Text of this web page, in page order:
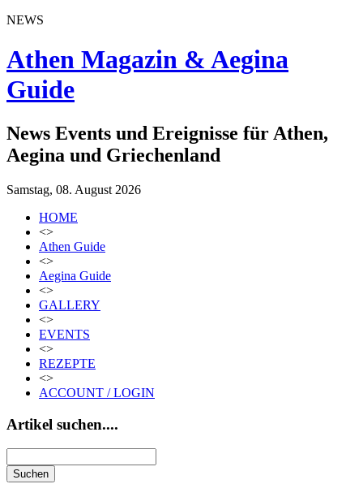
NEWS
Athen Magazin & Aegina
Guide
News Events und Ereignisse für Athen,
Aegina und Griechenland
Samstag, 08. August 2026
HOME
<>
Athen Guide
<>
Aegina Guide
<>
GALLERY
<>
EVENTS
<>
REZEPTE
<>
ACCOUNT / LOGIN
Artikel suchen....